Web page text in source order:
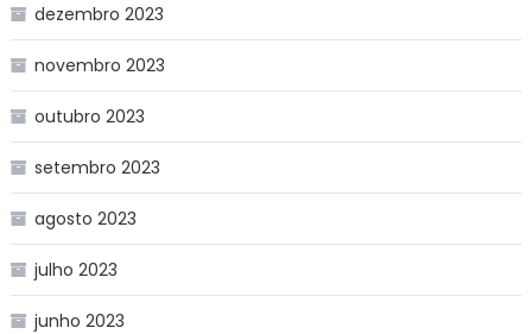
dezembro 2023
novembro 2023
outubro 2023
setembro 2023
agosto 2023
julho 2023
junho 2023